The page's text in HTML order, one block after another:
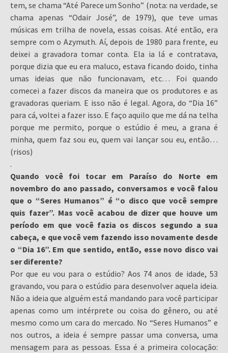
tem, se chama “Até Parece um Sonho” (nota: na verdade, se
chama apenas “Odair José”, de 1979), que teve umas
músicas em trilha de novela, essas coisas. Até então, era
sempre com o Azymuth. Aí, depois de 1980 para frente, eu
deixei a gravadora tomar conta. Ela ia lá e contratava,
porque dizia que eu era maluco, estava ficando doido, tinha
umas ideias que não funcionavam, etc… Foi quando
comecei a fazer discos da maneira que os produtores e as
gravadoras queriam. E isso não é legal. Agora, do “Dia 16”
para cá, voltei a fazer isso. E faço aquilo que me dá na telha
porque me permito, porque o estúdio é meu, a grana é
minha, quem faz sou eu, quem vai lançar sou eu, então…
(risos)
.
Quando você foi tocar em Paraíso do Norte em
novembro do ano passado, conversamos e você falou
que o “Seres Humanos” é “o disco que você sempre
quis fazer”. Mas você acabou de dizer que houve um
período em que você fazia os discos segundo a sua
cabeça, e que você vem fazendo isso novamente desde
o “Dia 16”. Em que sentido, então, esse novo disco vai
ser diferente?
Por que eu vou para o estúdio? Aos 74 anos de idade, 53
gravando, vou para o estúdio para desenvolver aquela ideia.
Não a ideia que alguém está mandando para você participar
apenas como um intérprete ou coisa do gênero, ou até
mesmo como um cara do mercado. No “Seres Humanos” e
nos outros, a ideia é sempre passar uma conversa, uma
mensagem para as pessoas. Essa é a primeira colocação: